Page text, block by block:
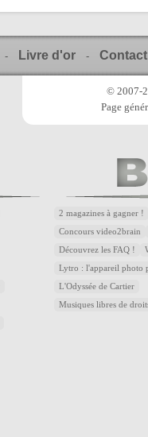
- Livre d'or - Contact
© 2007-
Page
2 magazines à gagner !
Concours video2brain
Découvrez les FAQ !
Lytro : l'appareil photo
L'Odyssée de Cartier
Musiques libres de